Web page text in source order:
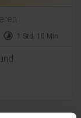
timelapse 1 Std. 10 Min.